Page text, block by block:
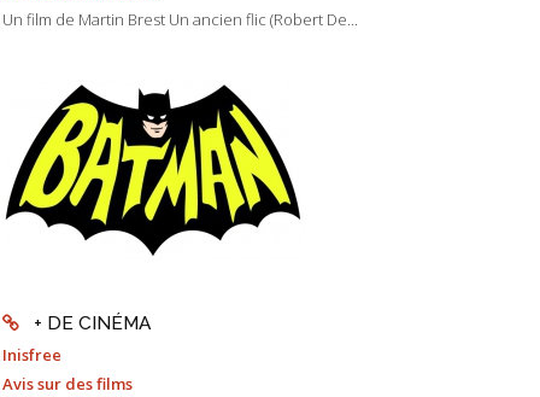
Un film de Martin Brest Un ancien flic (Robert De...
+ DE CINÉMA
Inisfree
Avis sur des films